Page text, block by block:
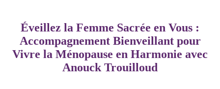
Éveillez la Femme Sacrée en Vous :
Accompagnement Bienveillant pour
Vivre la Ménopause en Harmonie avec
Anouck Trouilloud